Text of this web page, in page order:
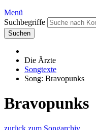
Menü
Suchbegriffe
Suchen
Die Ärzte
Songtexte
Song: Bravopunks
Bravopunks
zurück zum Songarchiv